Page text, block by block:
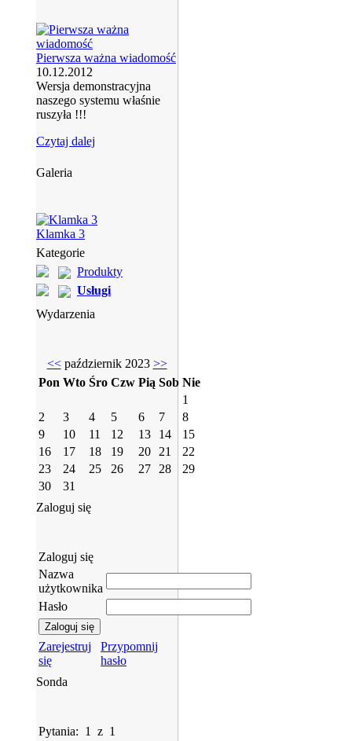
Pierwsza ważna wiadomość
10.12.2012
Wersja demonstracyjna
naszego systemu właśnie
ruszyła !!!
Czytaj dalej
Galeria
Klamka 3
Kategorie
Produkty
Usługi
Wydarzenia
<< październik 2023 >>
Pon Wto Śro Czw Pią Sob Nie
1
2
3 4 5 6 7
8
9
10 11 12 13 14
15
16
17 18 19 20 21
22
23
24 25 26 27 28
29
30
31
Zaloguj się
Zaloguj się
Nazwa
użytkownika
Hasło
Zarejestruj
się
Przypomnij
hasło
Sonda
Pytania: 1 z 1